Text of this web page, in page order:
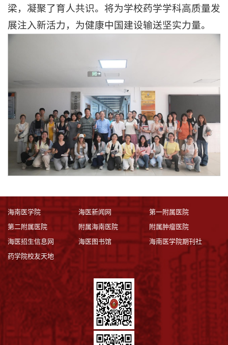
梁，凝聚了育人共识。将为学校药学学科高质量发
展注入新活力，为健康中国建设输送坚实力量。
海南医学院 海医新闻网
第一附属医院
第二附属医院
附属海南医院
附属肿瘤医院
海医招生信息网
海医图书馆
海南医学院期刊社
药学院校友天地